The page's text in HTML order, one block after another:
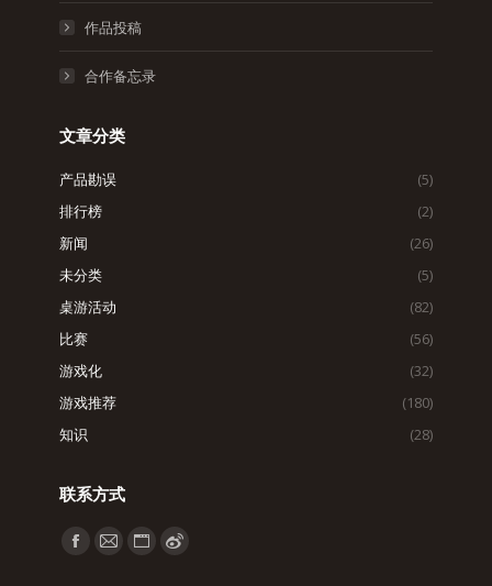
作品投稿
合作备忘录
文章分类
产品勘误
(5)
排行榜
(2)
新闻
(26)
未分类
(5)
桌游活动
(82)
比赛
(56)
游戏化
(32)
游戏推荐
(180)
知识
(28)
联系方式
找到我们：
Facebook
Mail WebsiteWeibo